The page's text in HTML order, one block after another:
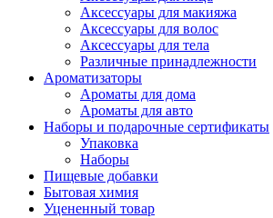
Аксессуары для макияжа
Аксессуары для волос
Аксессуары для тела
Различные принадлежности
Ароматизаторы
Ароматы для дома
Ароматы для авто
Наборы и подарочные сертификаты
Упаковка
Наборы
Пищевые добавки
Бытовая химия
Уцененный товар